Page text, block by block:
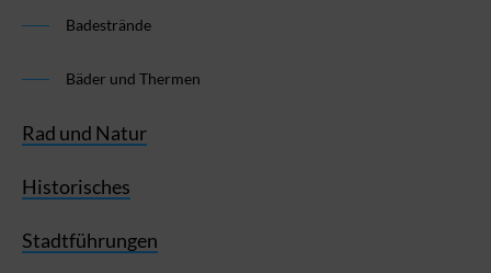
Badestrände
Bäder und Thermen
Rad und Natur
Historisches
Stadtführungen